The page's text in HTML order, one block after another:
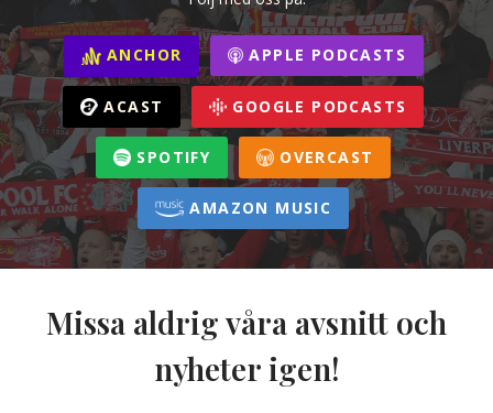
ANCHOR APPLE PODCASTS
ACAST GOOGLE PODCASTS
SPOTIFY OVERCAST
AMAZON MUSIC
Missa aldrig våra avsnitt och
nyheter igen!